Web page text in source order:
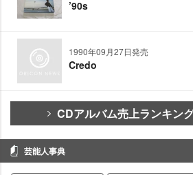
’90s
1990年09月27日発売
Credo
CDアルバム売上ランキン
芸能人事典